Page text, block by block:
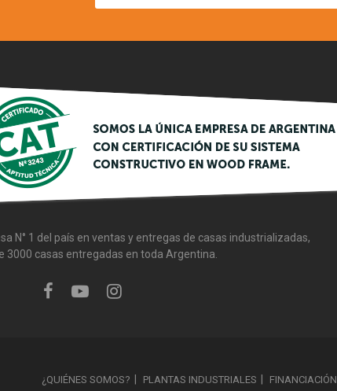
N° 1 del país en ventas y entregas de casas industrializadas,
3000 casas entregadas en toda Argentina.
¿QUIÉNES SOMOS? PLANTAS INDUSTRIALES FINANCIACIÓN